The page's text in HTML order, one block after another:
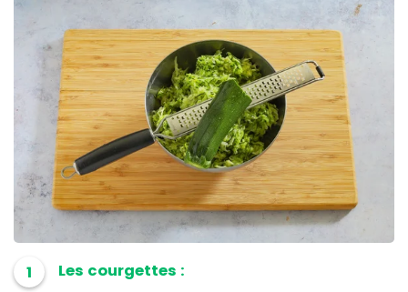
1
Les courgettes :